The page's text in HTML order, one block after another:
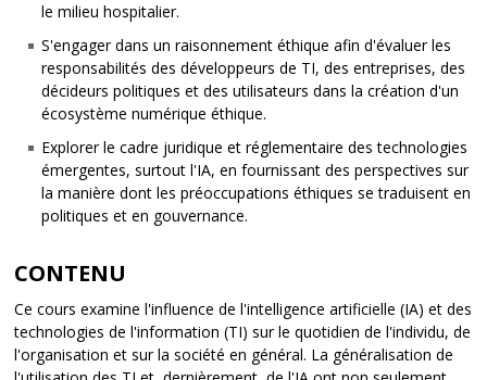
le milieu hospitalier.
S'engager dans un raisonnement éthique afin d'évaluer les
responsabilités des développeurs de TI, des entreprises, des
décideurs politiques et des utilisateurs dans la création d'un
écosystème numérique éthique.
Explorer le cadre juridique et réglementaire des technologies
émergentes, surtout l'IA, en fournissant des perspectives sur
la manière dont les préoccupations éthiques se traduisent en
politiques et en gouvernance.
CONTENU
Ce cours examine l'influence de l'intelligence artificielle (IA) et des
technologies de l'information (TI) sur le quotidien de l'individu, de
l'organisation et sur la société en général. La généralisation de